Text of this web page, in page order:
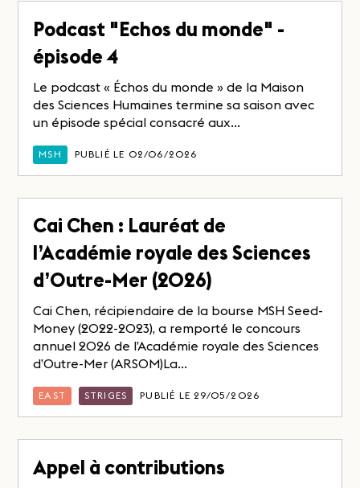
Podcast "Echos du monde" -
épisode 4
Le podcast « Échos du monde » de la Maison
des Sciences Humaines termine sa saison avec
un épisode spécial consacré aux...
MSH PUBLIÉ LE 02/06/2026
Cai Chen : Lauréat de
l’Académie royale des Sciences
d’Outre-Mer (2026)
Cai Chen, récipiendaire de la bourse MSH Seed-
Money (2022-2023), a remporté le concours
annuel 2026 de l’Académie royale des Sciences
d’Outre-Mer (ARSOM)La...
EAST STRIGES PUBLIÉ LE 29/05/2026
Appel à contributions